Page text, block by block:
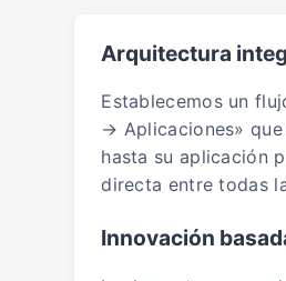
Arquitectura
Establecemos un
→ Aplicaciones»
hasta su aplicación
directa entre todas
Innovación